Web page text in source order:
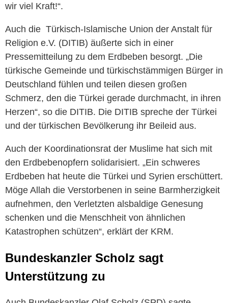
wir viel Kraft!“.
Auch die Türkisch-Islamische Union der Anstalt für
Religion e.V. (DITIB) äußerte sich in einer
Pressemitteilung zu dem Erdbeben besorgt. „Die
türkische Gemeinde und türkischstämmigen Bürger in
Deutschland fühlen und teilen diesen großen
Schmerz, den die Türkei gerade durchmacht, in ihren
Herzen“, so die DITIB. Die DITIB spreche der Türkei
und der türkischen Bevölkerung ihr Beileid aus.
Auch der Koordinationsrat der Muslime hat sich mit
den Erdbebenopfern solidarisiert. „Ein schweres
Erdbeben hat heute die Türkei und Syrien erschüttert.
Möge Allah die Verstorbenen in seine Barmherzigkeit
aufnehmen, den Verletzten alsbaldige Genesung
schenken und die Menschheit von ähnlichen
Katastrophen schützen“, erklärt der KRM.
Bundeskanzler Scholz sagt
Unterstützung zu